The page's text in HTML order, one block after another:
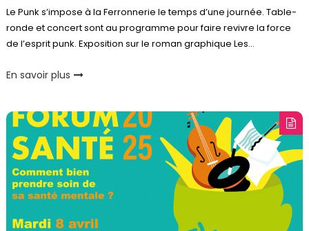
Le Punk s’impose à la Ferronnerie le temps d’une journée. Table-
ronde et concert sont au programme pour faire revivre la force
de l’esprit punk. Exposition sur le roman graphique Les…
En savoir plus